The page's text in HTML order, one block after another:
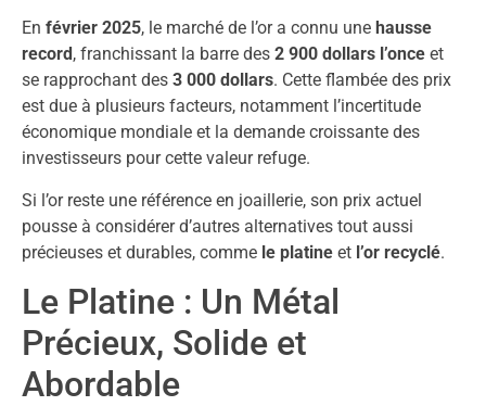
En février 2025, le marché de l’or a connu une hausse
record , franchissant la barre des 2 900 dollars l’once et
se rapprochant des 3 000 dollars. Cette flambée des prix
est due à plusieurs facteurs, notamment l’incertitude
économique mondiale et la demande croissante des
investisseurs pour cette valeur refuge.
Si l’or reste une référence en joaillerie, son prix actuel
pousse à considérer d’autres alternatives tout aussi
précieuses et durables, comme le platine et l’or recyclé.
Le Platine : Un Métal
Précieux, Solide et
Abordable